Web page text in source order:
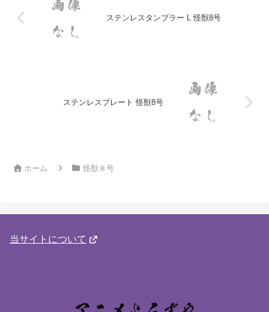
ステンレスタンブラー L 怪獣8号
ステンレスプレート 怪獣8号
ホーム 怪獣８号
当サイトについて